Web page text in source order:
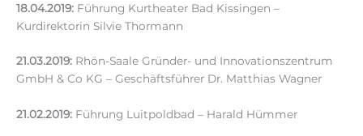
18.04.2019: Führung Kurtheater Bad Kissingen –
Kurdirektorin Silvie Thormann
21.03.2019: Rhön-Saale Gründer- und Innovationszentrum
GmbH & Co KG – Geschäftsführer Dr. Matthias Wagner
21.02.2019: Führung Luitpoldbad – Harald Hümmer